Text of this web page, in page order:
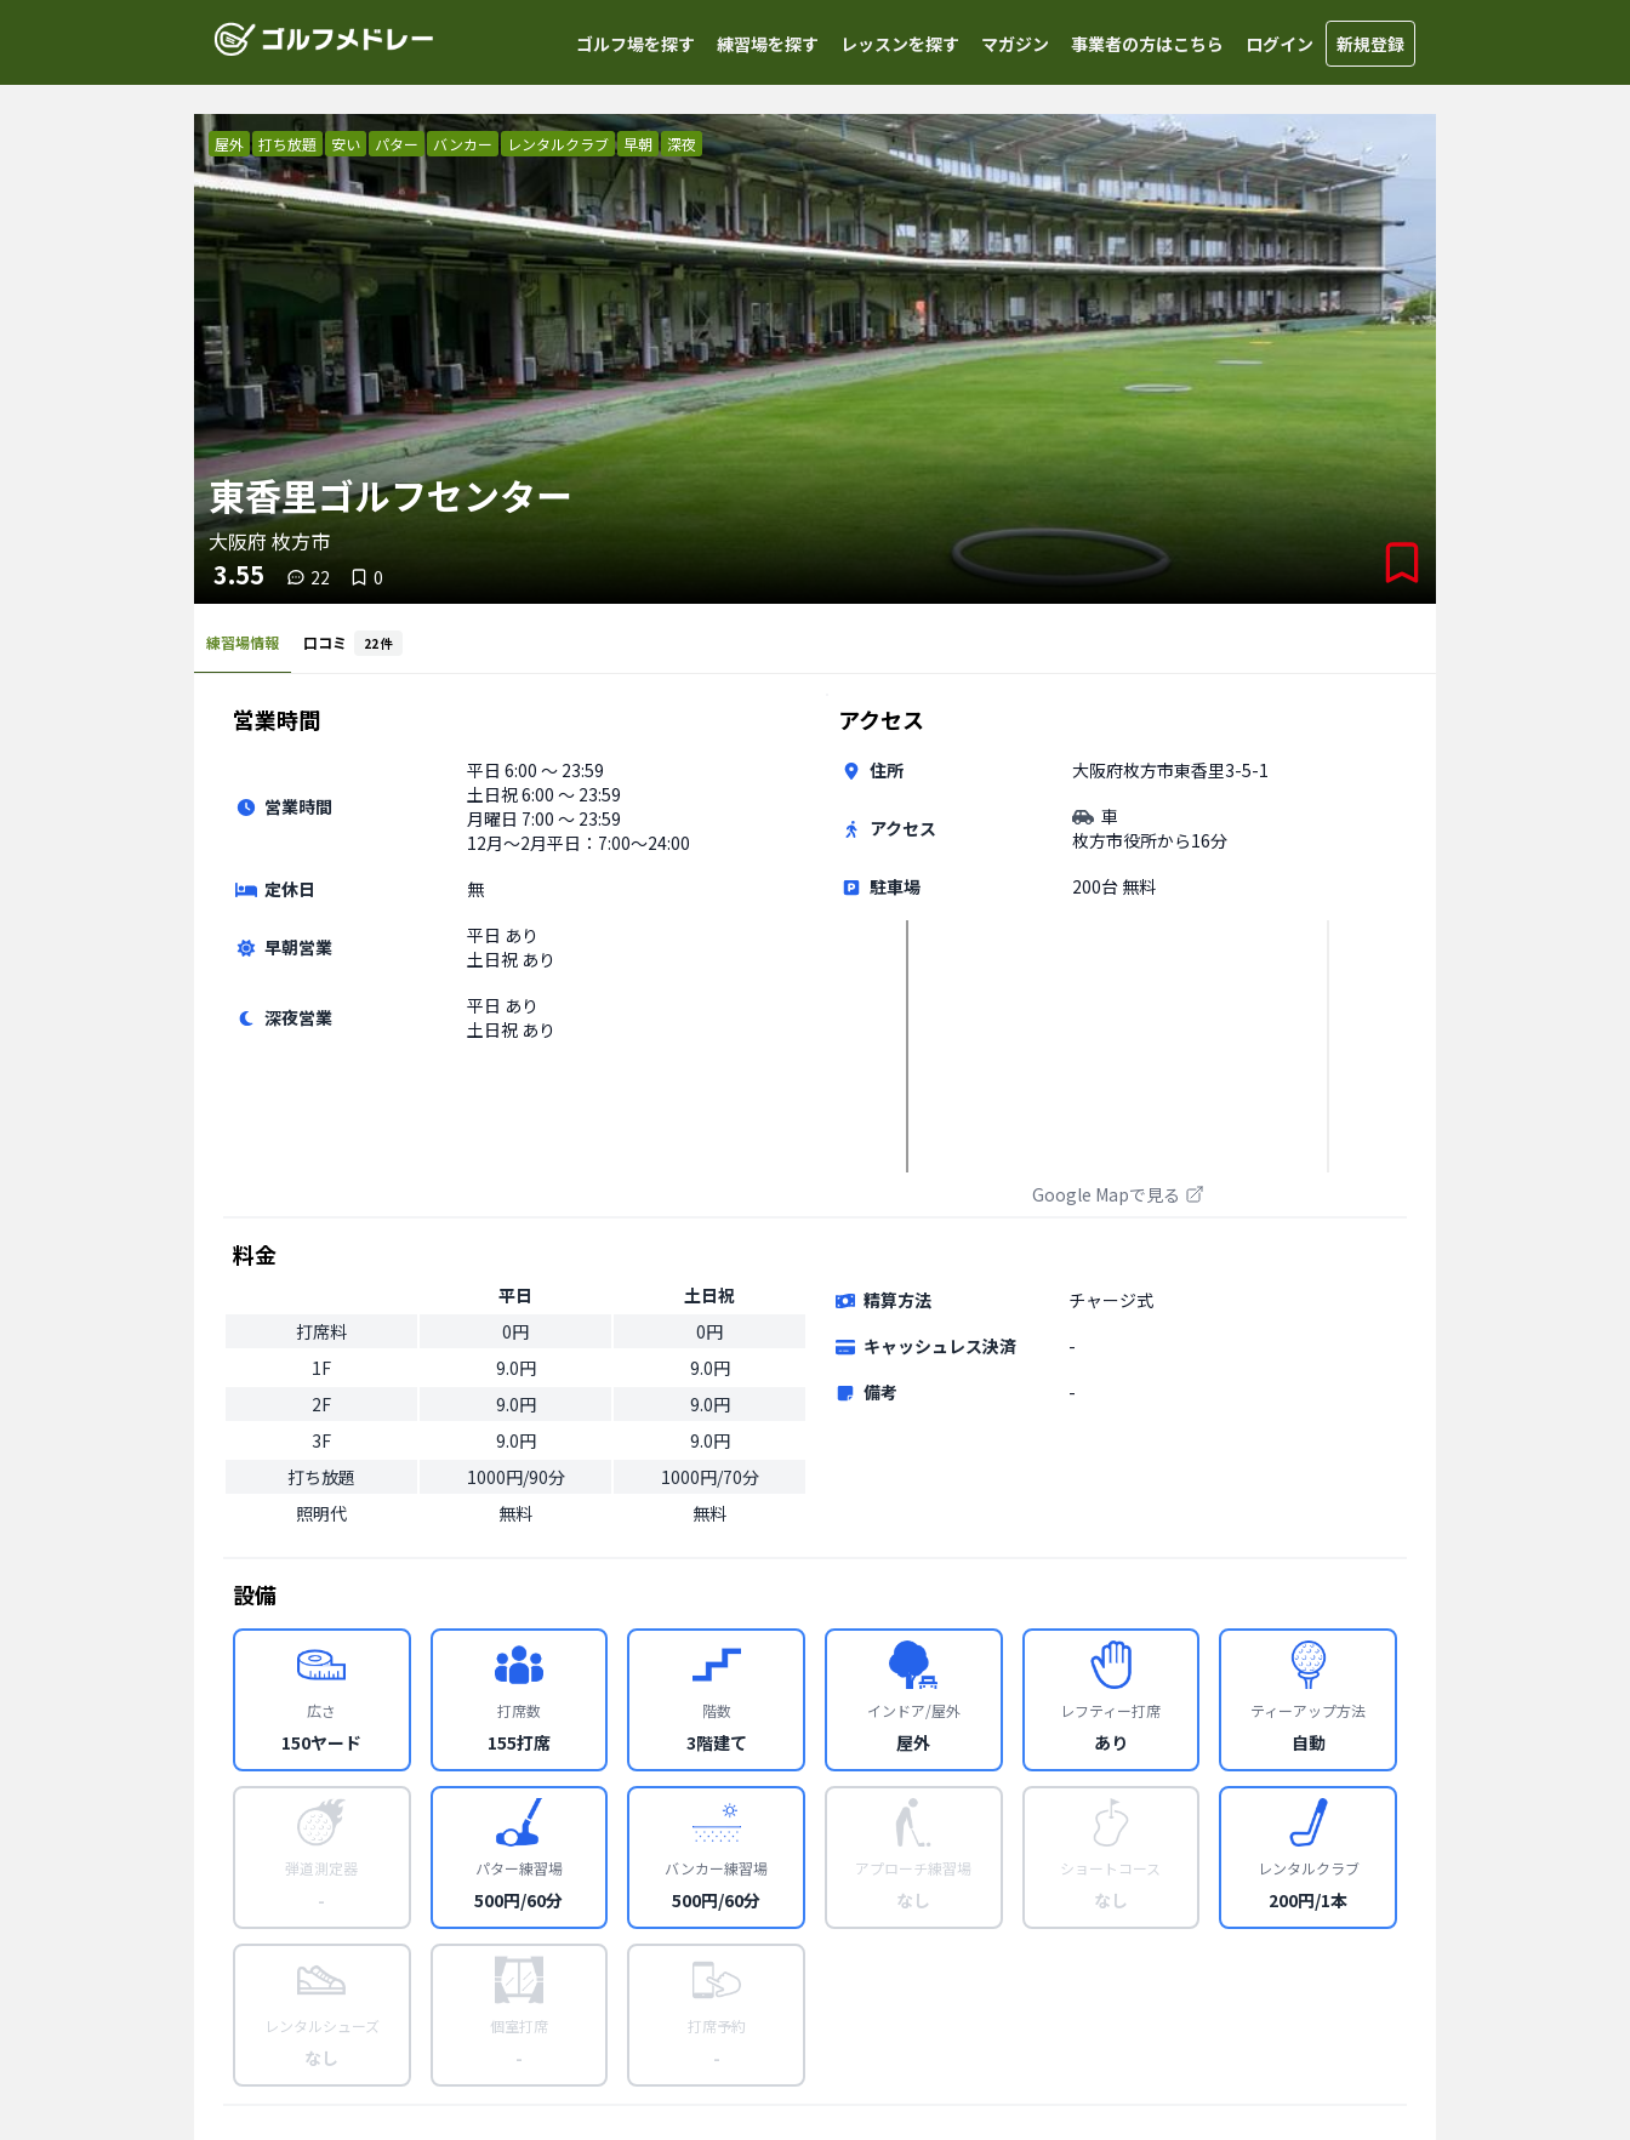
ゴルフ場を探す 練習場を探す レッスンを探す マガジン 事業者の方はこちら ログイン 新規登録
屋外 打ち放題 安い パター バンカー レンタルクラブ 早朝 深夜
東香里ゴルフセンター
大阪府 枚方市
3.55 22 0
練習場情報 口コミ 22件
営業時間
営業時間
平日 6:00 〜 23:59
土日祝6:00 〜 23:59
月曜日 7:00 〜 23:59
12月〜2月平日：7:00〜24:00
定休日
無
早朝営業 平日 あり
土日祝 あり
深夜営業 平日 あり
土日祝 あり
アクセス
住所 大阪府枚方市東香里3-5-1
アクセス
車
枚方市役所から16分
駐車場
200台 無料
Google Mapで見る
料金
平日
土日祝
打席料
0円
0円
1F
9.0円
9.0円
2F
9.0円
9.0円
3F
9.0円
9.0円
打ち放題
1000円/90分
1000円/70分
照明代
無料 無料
精算方法
チャージ式
キャッシュレス決済
-
備考
-
設備
広さ
150ヤード
打席数
155打席
階数
3階建て
インドア/屋外
屋外
レフティー打席
あり
ティーアップ方法
自動
弾道測定器
-
パター練習場
500円/60分
バンカー練習場
500円/60分
アプローチ練習場
なし
ショートコース
なし
レンタルクラブ
200円/1本
レンタルシューズ
なし
個室打席
-
打席予約
-